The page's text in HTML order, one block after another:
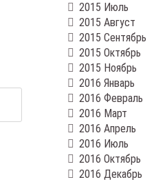
2015 Июль
2015 Август
2015 Сентябрь
2015 Октябрь
2015 Ноябрь
2016 Январь
2016 Февраль
2016 Март
2016 Апрель
2016 Июль
2016 Октябрь
2016 Декабрь